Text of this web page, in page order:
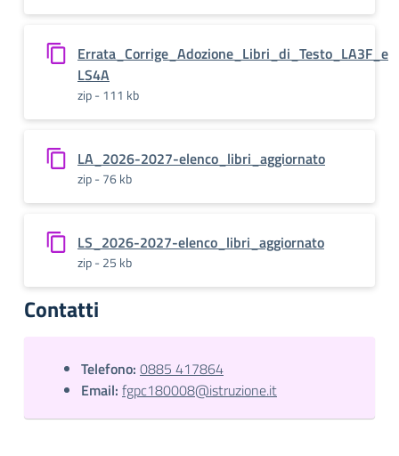
Errata_Corrige_Adozione_Libri_di_Testo_LA3F_e
LS4A
zip - 111 kb
LA_2026-2027-elenco_libri_aggiornato
zip - 76 kb
LS_2026-2027-elenco_libri_aggiornato
zip - 25 kb
Contatti
Telefono: 0885 417864
Email: fgpc180008@istruzione.it